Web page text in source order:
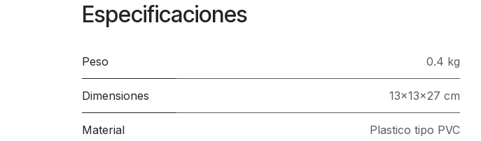
Especificaciones
Peso 0.4 kg
Dimensiones 13x13x27 cm
Material Plastico tipo PVC